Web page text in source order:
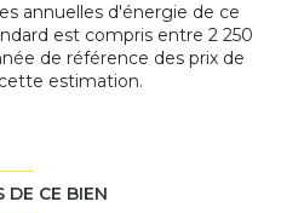
annuelles d'énergie de ce
est compris entre 2 250
de référence des prix de
estimation.
DE CE BIEN